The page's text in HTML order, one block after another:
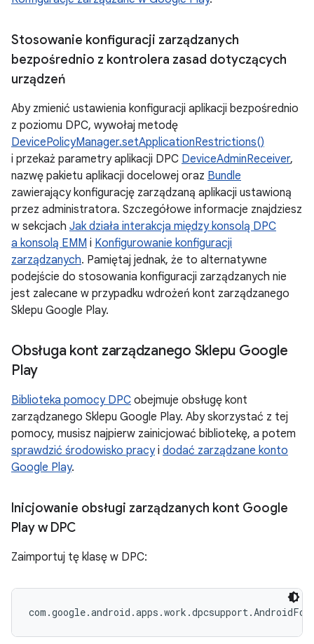
Stosowanie konfiguracji zarządzanych
bezpośrednio z kontrolera zasad dotyczących
urządzeń
Aby zmienić ustawienia konfiguracji aplikacji bezpośrednio
z poziomu DPC, wywołaj metodę
DevicePolicyManager.setApplicationRestrictions()
i przekaż parametry aplikacji DPC DeviceAdminReceiver,
nazwę pakietu aplikacji docelowej oraz Bundle
zawierający konfigurację zarządzaną aplikacji ustawioną
przez administratora. Szczegółowe informacje znajdziesz
w sekcjach Jak działa interakcja między konsolą DPC
a konsolą EMM i Konfigurowanie konfiguracji
zarządzanych. Pamiętaj jednak, że to alternatywne
podejście do stosowania konfiguracji zarządzanych nie
jest zalecane w przypadku wdrożeń kont zarządzanego
Sklepu Google Play.
Obsługa kont zarządzanego Sklepu Google
Play
Biblioteka pomocy DPC obejmuje obsługę kont
zarządzanego Sklepu Google Play. Aby skorzystać z tej
pomocy, musisz najpierw zainicjować bibliotekę, a potem
sprawdzić środowisko pracyi dodać zarządzane konto
Google Play.
Inicjowanie obsługi zarządzanych kont Google
Play w DPC
Zaimportuj tę klasę w DPC: